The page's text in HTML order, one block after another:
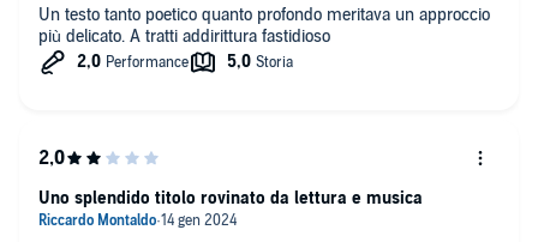
Un testo tanto poetico quanto profondo meritava un approccio
più delicato. A tratti addirittura fastidioso
Uno splendido titolo rovinato da lettura e musica